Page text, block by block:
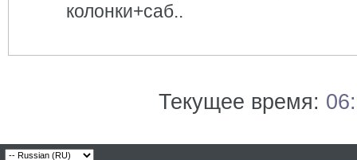
колонки+саб..
Текущее время: